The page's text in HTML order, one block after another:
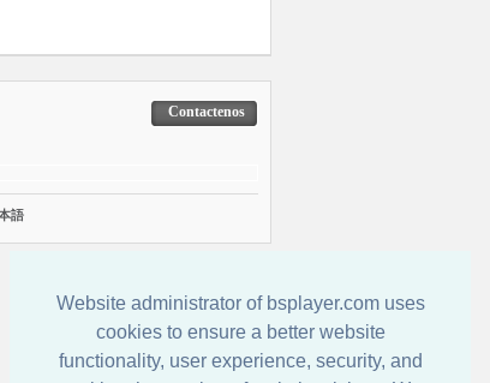
Website administrator of bsplayer.com uses
cookies to ensure a better website
functionality, user experience, security, and
Contactenos
語